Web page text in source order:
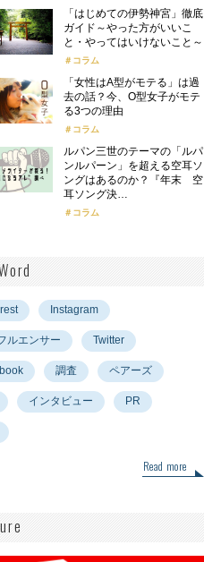
「はじめての伊勢神宮」徹底
ガイド～やった方がいいこ
と・やってはいけないこと～
コラム
「女性はA型がモテる」は過
去の話？今、O型女子がモテ
る3つの理由
コラム
ルパン三世のテーマの「ルパ
ンルパーン」を超える空耳ソ
ングはあるのか？『年末 空
耳ソング決…
コラム
Instagram
ルエンサー Twitter
調査 ペアーズ
インタビュー PR
Read more